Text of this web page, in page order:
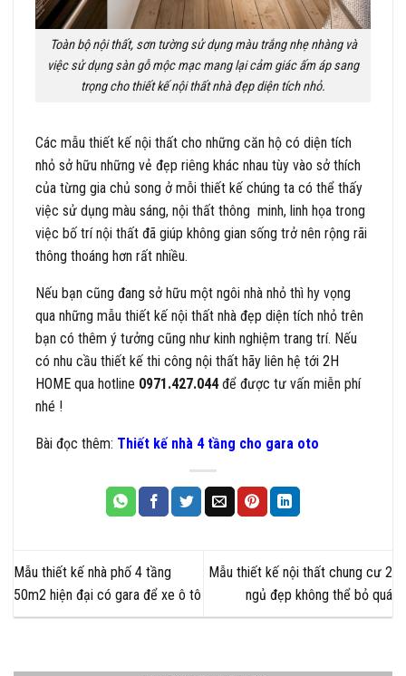
Toàn bộ nội thất, sơn tường sử dụng màu trắng nhẹ nhàng và
việc sử dụng sàn gỗ mộc mạc mang lại cảm giác ấm áp sang
trọng cho thiết kế nội thất nhà đẹp diện tích nhỏ.
Các mẫu thiết kế nội thất cho những căn hộ có diện tích
nhỏ sở hữu những vẻ đẹp riêng khác nhau tùy vào sở thích
của từng gia chủ song ở mỗi thiết kế chúng ta có thể thấy
việc sử dụng màu sáng, nội thất thông minh, linh họa trong
việc bố trí nội thất đã giúp không gian sống trở nên rộng rãi
thông thoáng hơn rất nhiều.
Nếu bạn cũng đang sở hữu một ngôi nhà nhỏ thì hy vọng
qua những mẫu thiết kế nội thất nhà đẹp diện tích nhỏ trên
bạn có thêm ý tưởng cũng như kinh nghiệm trang trí. Nếu
có nhu cầu thiết kế thi công nội thất hãy liên hệ tới 2H
HOME qua hotline 0971.427.044để được tư vấn miễn phí
nhé !
Bài đọc thêm: Thiết kế nhà 4 tầng cho gara oto
Mẫu thiết kế nhà phố 4 tầng
50m2 hiện đại có gara để xe ô tô
Mẫu thiết kế nội thất chung cư 2
ngủ đẹp không thể bỏ quá